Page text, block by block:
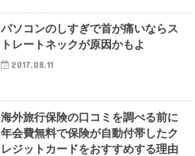
パソコンのしすぎで首が痛いならス
トレートネックが原因かもよ
2017.08.11
海外旅行保険の口コミを調べる前に
年会費無料で保険が自動付帯したク
レジットカードをおすすめする理由